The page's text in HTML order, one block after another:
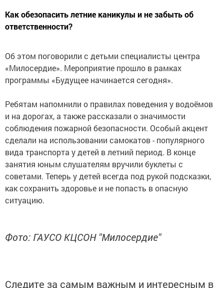
Как обезопасить летние каникулы и не забыть об
ответственности?
Об этом поговорили с детьми специалисты центра
«Милосердие». Мероприятие прошло в рамках
программы «Будущее начинается сегодня».
Ребятам напомнили о правилах поведения у водоёмов
и на дорогах, а также рассказали о значимости
соблюдения пожарной безопасности. Особый акцент
сделали на использовании самокатов - популярного
вида транспорта у детей в летний период. В конце
занятия юным слушателям вручили буклеты с
советами. Теперь у детей всегда под рукой подсказки,
как сохранить здоровье и не попасть в опасную
ситуацию.
Фото: ГАУСО КЦСОН "Милосердие"
Следите за самым важным и интересным в